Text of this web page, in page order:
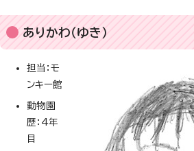
ありかわ（ゆき）
担当：モ
ンキー館
動物園
歴：4年
目